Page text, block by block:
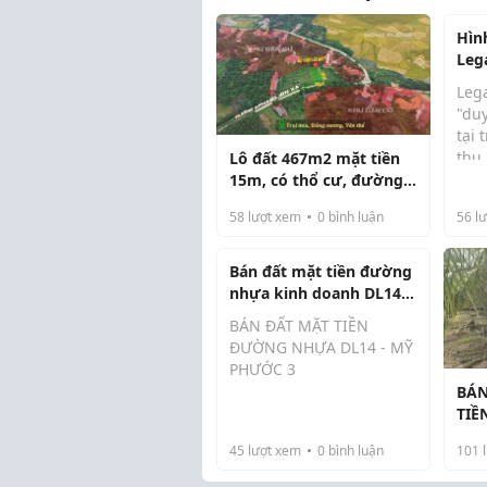
Lô đất 467m2 mặt tiền
15m, có thổ cư, đường
vuông đẹp
58 lượt xem 0 bình luận
tại
thu
mới
56
Bán đất mặt tiền đường
nhựa kinh doanh DL14
mỹ phước 3
BÁN ĐẤT MẶT TIỀN
ĐƯỜNG NHỰA DL14 - MỸ
PHƯỚC 3
đúc, rất thích hợp xây
45 lượt xem 0 bình luận 101